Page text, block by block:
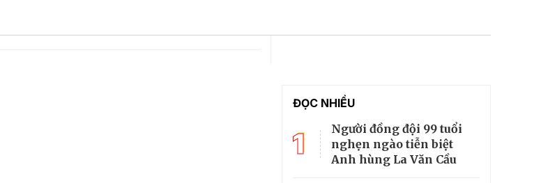
ĐỌC NHIỀU
1
Người đồng đội 99 tuổi
nghẹn ngào tiễn biệt
Anh hùng La Văn Cầu